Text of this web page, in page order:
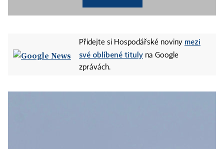
Přidejte si Hospodářské noviny mezi
své oblíbené tituly na Google
zprávách.